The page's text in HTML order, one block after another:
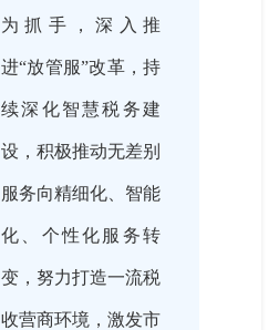
为抓手，深入推
进“放管服”改革，持
续深化智慧税务建
设，积极推动无差别
服务向精细化、智能
化、个性化服务转
变，努力打造一流税
收营商环境，激发市